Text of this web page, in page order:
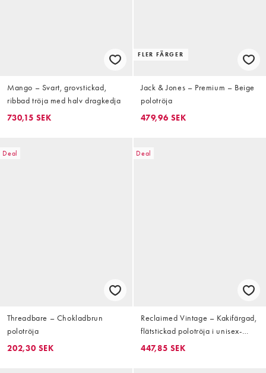
Mango – Svart, grovstickad,
ribbad tröja med halv dragkedja
730,15 SEK
FLER FÄRGER
Jack & Jones – Premium – Beige
polotröja
479,96 SEK
Deal
Threadbare – Chokladbrun
polotröja
202,30 SEK
Deal
Reclaimed Vintage – Kakifärgad,
flätstickad polotröja i unisex-
modell
447,85 SEK